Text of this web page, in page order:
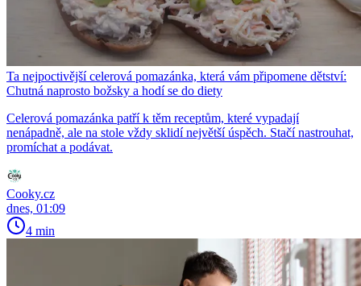
Ta nejpoctivější celerová pomazánka, která vám připomene dětství:
Chutná naprosto božsky a hodí se do diety
Celerová pomazánka patří k těm receptům, které vypadají
nenápadně, ale na stole vždy sklidí největší úspěch. Stačí nastrouhat,
promíchat a podávat.
Cooky.cz
dnes, 01:09
4 min